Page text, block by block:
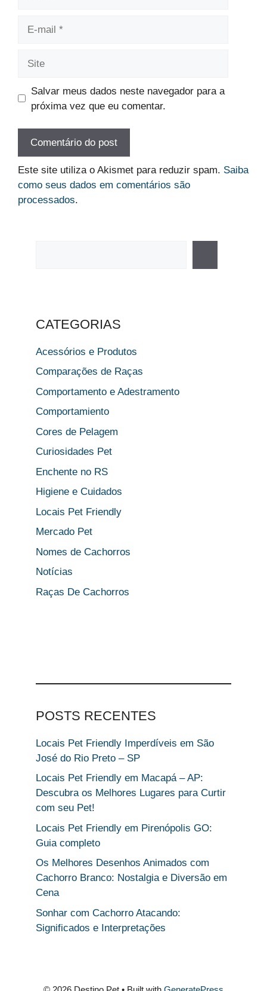
Salvar meus dados neste navegador para a
próxima vez que eu comentar.
Este site utiliza o Akismet para reduzir spam. Saiba
como seus dados em comentários são
processados.
CATEGORIAS
Acessórios e Produtos
Comparações de Raças
Comportamento e Adestramento
Comportamiento
Cores de Pelagem
Curiosidades Pet
Enchente no RS
Higiene e Cuidados
Locais Pet Friendly
Mercado Pet
Nomes de Cachorros
Notícias
Raças De Cachorros
POSTS RECENTES
Locais Pet Friendly Imperdíveis em São
José do Rio Preto – SP
Locais Pet Friendly em Macapá – AP:
Descubra os Melhores Lugares para Curtir
com seu Pet!
Locais Pet Friendly em Pirenópolis GO:
Guia completo
Os Melhores Desenhos Animados com
Cachorro Branco: Nostalgia e Diversão em
Cena
Sonhar com Cachorro Atacando:
Significados e Interpretações